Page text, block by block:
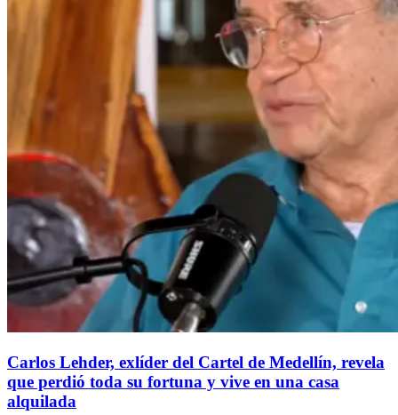
Carlos Lehder, exlíder del Cartel de Medellín, revela
que perdió toda su fortuna y vive en una casa
alquilada